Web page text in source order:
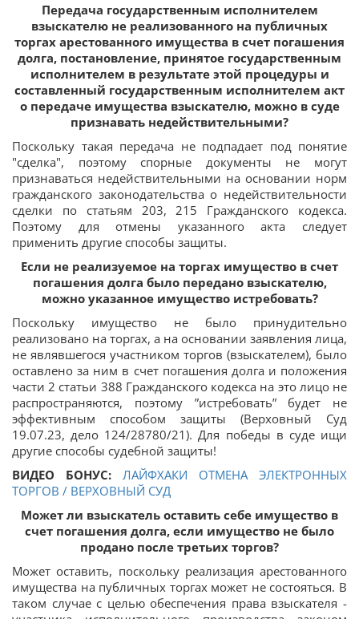
Передача государственным исполнителем
взыскателю не реализованного на публичных
торгах арестованного имущества в счет погашения
долга, постановление, принятое государственным
исполнителем в результате этой процедуры и
составленный государственным исполнителем акт
о передаче имущества взыскателю, можно в суде
признавать недействительными?
Поскольку такая передача не подпадает под понятие
"сделка", поэтому спорные документы не могут
признаваться недействительными на основании норм
гражданского законодательства о недействительности
сделки по статьям 203, 215 Гражданского кодекса.
Поэтому для отмены указанного акта следует
применить другие способы защиты.
Если не реализуемое на торгах имущество в счет
погашения долга было передано взыскателю,
можно указанное имущество истребовать?
Поскольку имущество не было принудительно
реализовано на торгах, а на основании заявления лица,
не являвшегося участником торгов (взыскателем), было
оставлено за ним в счет погашения долга и положения
части 2 статьи 388 Гражданского кодекса на это лицо не
распространяются, поэтому ”истребовать” будет не
эффективным способом защиты (Верховный Суд
19.07.23, дело 124/28780/21). Для победы в суде ищи
другие способы судебной защиты!
ВИДЕО БОНУС: ЛАЙФХАКИ ОТМЕНА ЭЛЕКТРОННЫХ
ТОРГОВ / ВЕРХОВНЫЙ СУД
Может ли взыскатель оставить себе имущество в
счет погашения долга, если имущество не было
продано после третьих торгов?
Может оставить, поскольку реализация арестованного
имущества на публичных торгах может не состояться. В
таком случае с целью обеспечения права взыскателя -